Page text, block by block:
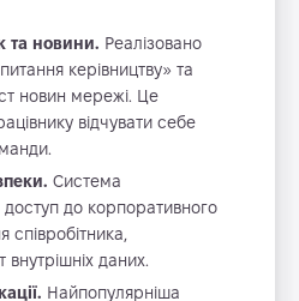
та новини. Реалізовано
керівництву» та
новин мережі. Це
відчувати себе
Система
до корпоративного
співробітника,
даних.
Найпопулярніша